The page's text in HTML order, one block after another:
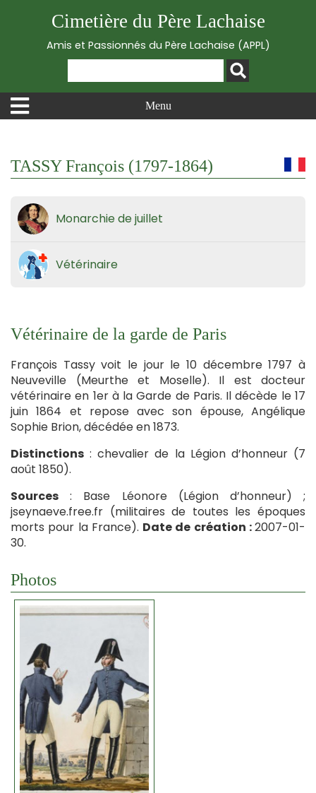
Cimetière du Père Lachaise
Amis et Passionnés du Père Lachaise (APPL)
Menu
TASSY François (1797-1864)
Monarchie de juillet
Vétérinaire
Vétérinaire de la garde de Paris
François Tassy voit le jour le 10 décembre 1797 à
Neuveville (Meurthe et Moselle). Il est docteur
vétérinaire en 1er à la Garde de Paris. Il décède le 17
juin 1864 et repose avec son épouse, Angélique
Sophie Brion, décédée en 1873.
Distinctions : chevalier de la Légion d’honneur (7
août 1850).
Sources : Base Léonore (Légion d’honneur) ;
jseynaeve.free.fr (militaires de toutes les époques
morts pour la France). Date de création :2007-01-
30.
Photos